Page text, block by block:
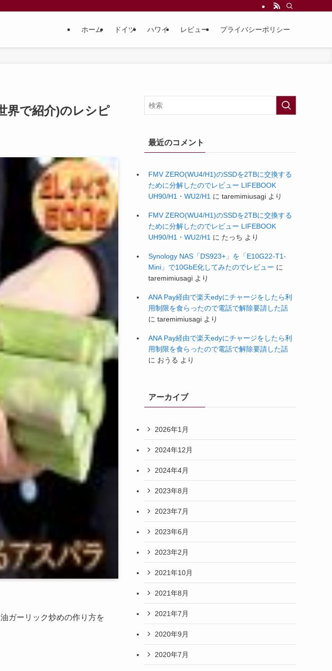
ホーム ドイツ ハワイ レビュー プライバシーポリシー
界で紹介)のレシピ
ガーリック炒めの作り方を
最近のコメント
FMV ZERO(WU4/H1)のSSDを2TBに交換する
ために分解したのでレビュー LIFEBOOK
UH90/H1・WU2/H1 に taremimiusagi より
FMV ZERO(WU4/H1)のSSDを2TBに交換する
ために分解したのでレビュー LIFEBOOK
UH90/H1・WU2/H1 に たっち より
Synology NAS「DS923+」を「E10G22-T1-
Mini」で10GbE化してみたのでレビュー に
taremimiusagi より
ANA Pay経由で楽天edyにチャージをしたら利
用制限を食らったので電話で解除要請した話
に taremimiusagi より
ANA Pay経由で楽天edyにチャージをしたら利
用制限を食らったので電話で解除要請した話
に おうる より
アーカイブ
2026年1月
2024年12月
2024年4月
2023年8月
2023年7月
2023年6月
2023年2月
2021年10月
2021年8月
2021年7月
2020年9月
2020年7月